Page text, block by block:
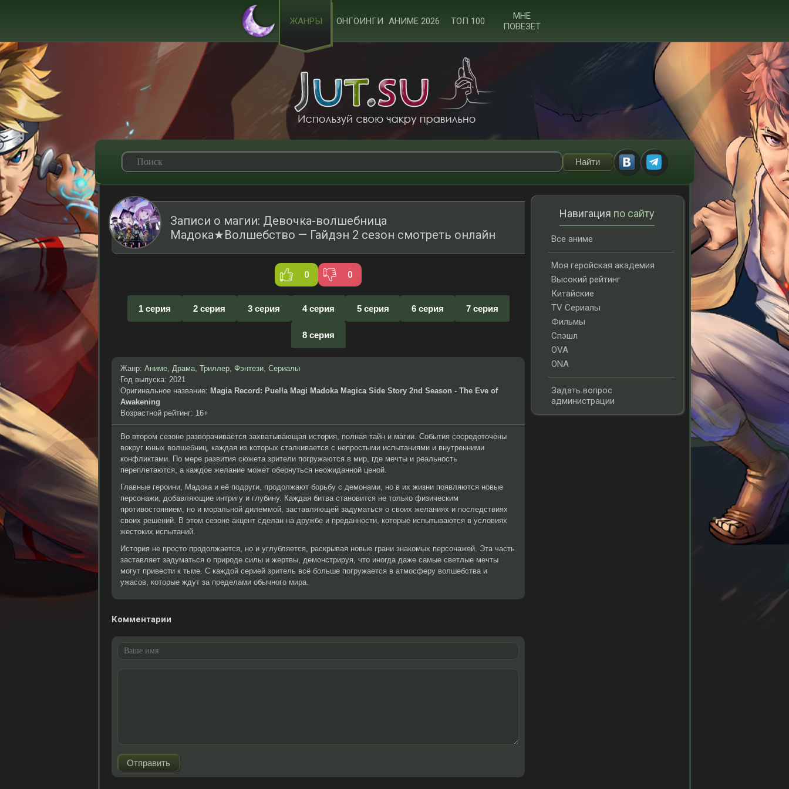
ЖАНРЫ ОНГОИНГИ АНИМЕ 2026 ТОП 100
МНЕ
ПОВЕЗЁТ
Записи о магии: Девочка-волшебница
Мадока★Волшебство — Гайдэн 2 сезон смотреть онлайн
0 0
1 серия 2 серия 3 серия 4 серия 5 серия 6 серия 7 серия
8 серия
Жанр: Аниме, Драма, Триллер, Фэнтези, Сериалы
Год выпуска: 2021
Оригинальное название: Magia Record: Puella Magi Madoka Magica Side Story 2nd Season - The Eve of
Awakening
Возрастной рейтинг: 16+
Во втором сезоне разворачивается захватывающая история, полная тайн и магии. События сосредоточены
вокруг юных волшебниц, каждая из которых сталкивается с непростыми испытаниями и внутренними
конфликтами. По мере развития сюжета зрители погружаются в мир, где мечты и реальность
переплетаются, а каждое желание может обернуться неожиданной ценой.
Главные героини, Мадока и её подруги, продолжают борьбу с демонами, но в их жизни появляются новые
персонажи, добавляющие интригу и глубину. Каждая битва становится не только физическим
противостоянием, но и моральной дилеммой, заставляющей задуматься о своих желаниях и последствиях
своих решений. В этом сезоне акцент сделан на дружбе и преданности, которые испытываются в условиях
жестоких испытаний.
История не просто продолжается, но и углубляется, раскрывая новые грани знакомых персонажей. Эта часть
заставляет задуматься о природе силы и жертвы, демонстрируя, что иногда даже самые светлые мечты
могут привести к тьме. С каждой серией зритель всё больше погружается в атмосферу волшебства и
ужасов, которые ждут за пределами обычного мира.
Комментарии
Навигация по сайту
Все аниме
Моя геройская академия
Высокий рейтинг
Китайские
TV Сериалы
Фильмы
Спэшл
OVA
ONA
Задать вопрос
администрации